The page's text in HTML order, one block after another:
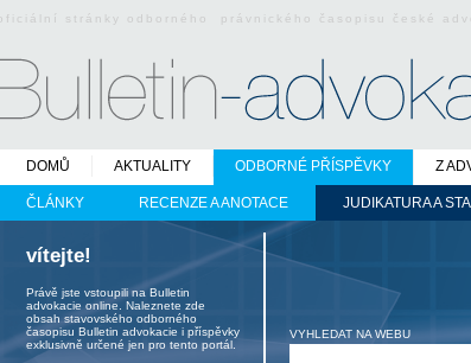
oficiální stránky odborného právnického časopisu české
DOMŮ AKTUALITY ODBORNÉ PŘÍSPĚVKY
ČLÁNKY RECENZE A ANOTACE JUDIKATURA A
Z
vítejte!
Právě jste vstoupili na Bulletin
advokacie online. Naleznete zde
obsah stavovského odborného
časopisu Bulletin advokacie i příspěvky
exklusivně určené jen pro tento portál.
VYHLEDAT NA WEBU